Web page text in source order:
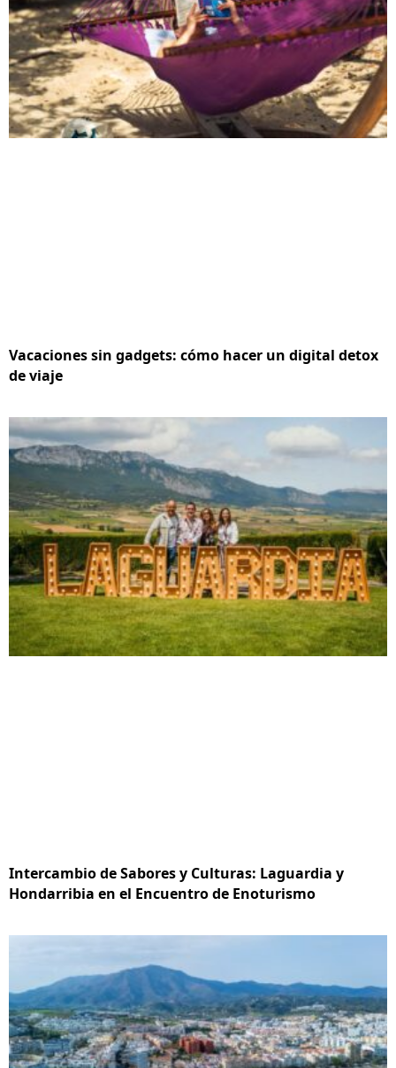
Vacaciones sin gadgets: cómo hacer un digital detox
de viaje
Intercambio de Sabores y Culturas: Laguardia y
Hondarribia en el Encuentro de Enoturismo